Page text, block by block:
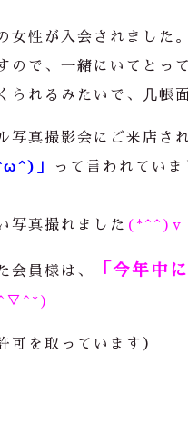
女性が入会されました。
ので、一緒にいてとっ
られるみたいで、几帳
写真撮影会にご来店さ
」
って言われてい
写真撮れました (*^^)v
会員様は、 「今年中
可を取っています）